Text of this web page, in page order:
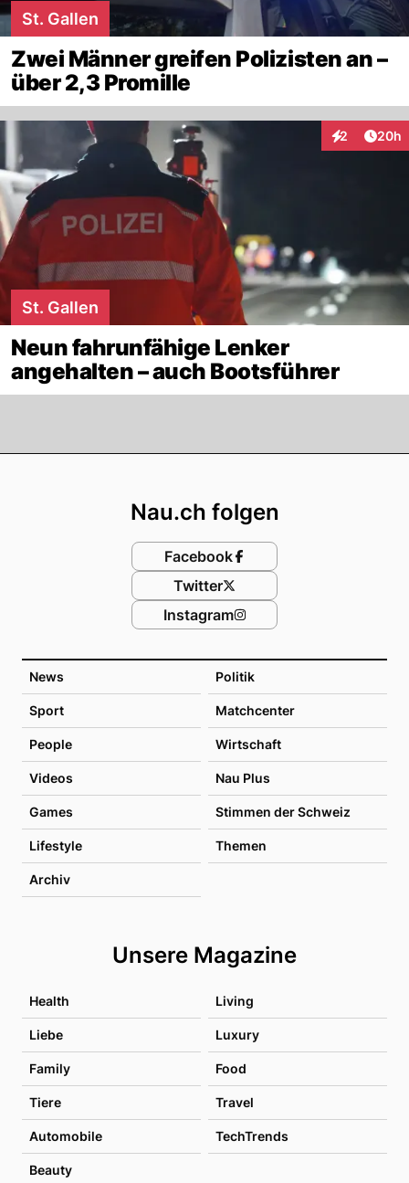
St. Gallen
Zwei Männer greifen Polizisten an –
über 2,3 Promille
2
Interaktionen
20h
St. Gallen
Neun fahrunfähige Lenker
angehalten – auch Bootsführer
News Politik
Sport Matchcenter
People Wirtschaft
Videos Nau Plus
Games Stimmen der Schweiz
Lifestyle Themen
Archiv
Unsere Magazine
Health Living
Liebe Luxury
Family Food
Tiere Travel
Automobile TechTrends
Beauty
Nau.ch folgen
Facebook
Twitter
Instagram